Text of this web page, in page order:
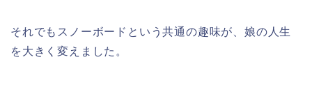
それでもスノーボードという共通の趣味が、娘の人生
を大きく変えました。